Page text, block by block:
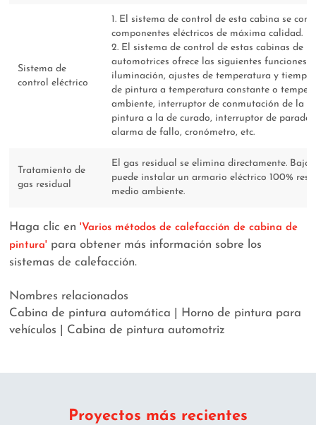
Sistema de
control eléctrico
1. El sistema de control de esta cabina se
componentes eléctricos de máxima calidad.
2. El sistema de control de estas cabinas de
automotrices ofrece las siguientes funciones:
iluminación, ajustes de temperatura y
de pintura a temperatura constante o
ambiente, interruptor de conmutación de la
pintura a la de curado, interruptor de parada
alarma de fallo, cronómetro, etc.
Tratamiento de
gas residual
El gas residual se elimina directamente. Bajo
puede instalar un armario eléctrico 100%
medio ambiente.
Haga clic en'Varios métodos de calefacción de cabina de
pintura' para obtener más información sobre los
sistemas de calefacción.
Nombres relacionados
Cabina de pintura automática | Horno de pintura para
vehículos | Cabina de pintura automotriz
Proyectos más recientes